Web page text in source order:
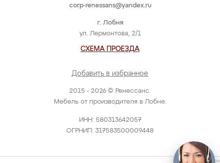
2015 - 2026 © Ренессанс.
Мебель от производителя в Лобне.
ИНН: 580313642057
ОГРНИП: 317583500009448
г. Лобня
ул. Лермонтова, 2/1
СХЕМА ПРОЕЗДА
Добавить в избранное
corp-renessans@yandex.ru